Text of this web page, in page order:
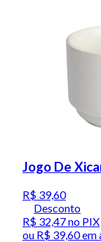
Jogo De
R$ 39,60
Desconto
R$ 32,47no PIX
ou R$ 39,60em